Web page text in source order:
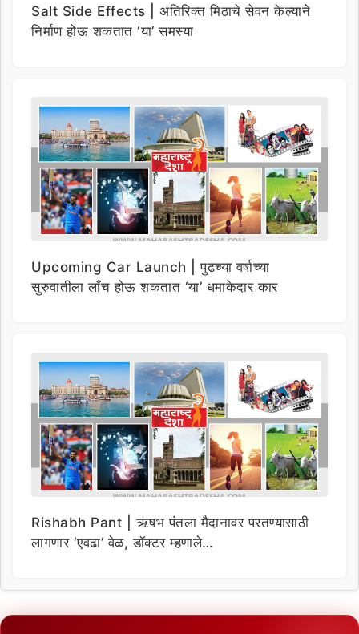
Salt Side Effects | अतिरिक्त मिठाचे सेवन केल्याने
निर्माण होऊ शकतात ‘या’ समस्या
Upcoming Car Launch | पुढच्या वर्षाच्या
सुरुवातीला लाँच होऊ शकतात ‘या’ धमाकेदार कार
Rishabh Pant | ऋषभ पंतला मैदानावर परतण्यासाठी
लागणार ‘एवढा’ वेळ, डॉक्टर म्हणाले…